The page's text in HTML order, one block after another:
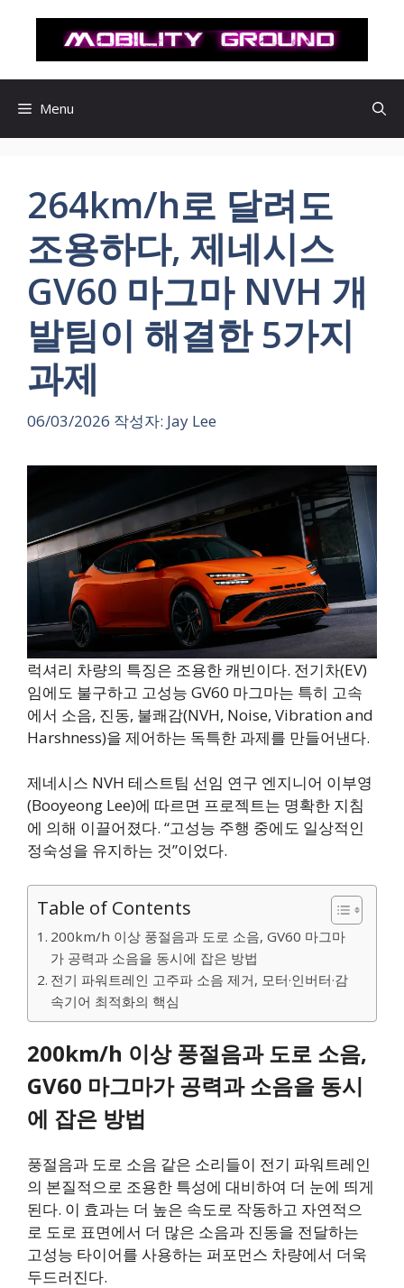
로
Menu
264km/h로 달려도
조용하다, 제네시스
GV60 마그마 NVH 개
발팀이 해결한 5가지
과제
06/03/2026 작성자: Jay Lee
럭셔리 차량의 특징은 조용한 캐빈이다. 전기차(EV)
임에도 불구하고 고성능 GV60 마그마는 특히 고속
에서 소음, 진동, 불쾌감(NVH, Noise, Vibration and
Harshness)을 제어하는 독특한 과제를 만들어낸다.
제네시스 NVH 테스트팀 선임 연구 엔지니어 이부영
(Booyeong Lee)에 따르면 프로젝트는 명확한 지침
에 의해 이끌어졌다. “고성능 주행 중에도 일상적인
정숙성을 유지하는 것”이었다.
Table of Contents
200km/h 이상 풍절음과 도로 소음, GV60 마그마
가 공력과 소음을 동시에 잡은 방법
전기 파워트레인 고주파 소음 제거, 모터·인버터·감
속기어 최적화의 핵심
200km/h 이상 풍절음과 도로 소음,
GV60 마그마가 공력과 소음을 동시
에 잡은 방법
풍절음과 도로 소음 같은 소리들이 전기 파워트레인
의 본질적으로 조용한 특성에 대비하여 더 눈에 띄게
된다. 이 효과는 더 높은 속도로 작동하고 자연적으
로 도로 표면에서 더 많은 소음과 진동을 전달하는
고성능 타이어를 사용하는 퍼포먼스 차량에서 더욱
두드러진다.